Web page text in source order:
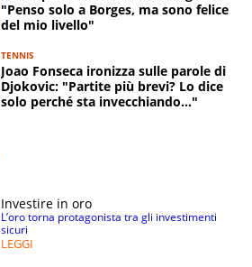
"Penso solo a Borges, ma sono felice
del mio livello"
TENNIS
Joao Fonseca ironizza sulle parole di
Djokovic: "Partite più brevi? Lo dice
solo perché sta invecchiando..."
Investire in oro
L’oro torna protagonista tra gli investimenti
sicuri
LEGGI